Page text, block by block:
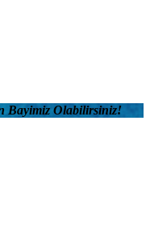
Bayimiz Olabilirsiniz!